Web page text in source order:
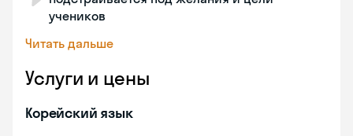
учеников
Читать дальше
Услуги и цены
Корейский язык